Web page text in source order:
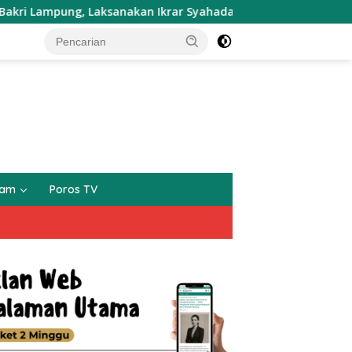
Ikrar Syahadat Dua Orang Mualaf”
Poros TV